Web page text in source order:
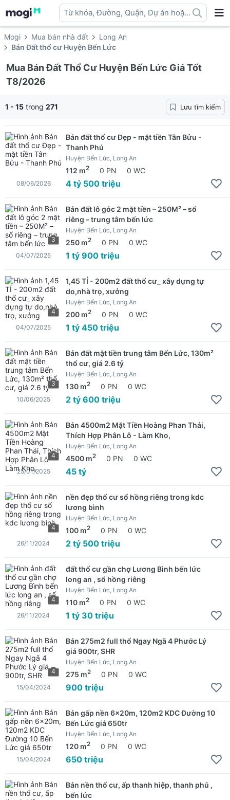
Từ khóa, Đường, Quận, Dự án hoặc
địa danh ...
Mogi Mua bán nhà đất
Long An
Bán Đất thổ cư Huyện Bến Lức
Mua Bán Đất Thổ Cư Huyện Bến Lức Giá Tốt
T8/2026
1 - 15 trong 271 Lưu tìm kiếm
Bán đất thổ cư Đẹp - mặt tiền Tân Bửu -
Thanh Phú
Huyện Bến Lức, Long An
112 m2 0 PN 0 WC
4 tỷ 500 triệu
08/06/2026
3
Bán đất lô góc 2 mặt tiền – 250M² – sổ
riêng – trung tâm bến lức
Huyện Bến Lức, Long An
250 m2 0 PN 0 WC
1 tỷ 900 triệu
04/07/2025
4
1,45 TỈ - 200m2 đất thổ cư_ xây dựng tự
do,nhà trọ, xưởng
Huyện Bến Lức, Long An
200 m2 0 PN 0 WC
1 tỷ 450 triệu
04/07/2025
3
Bán đất mặt tiền trung tâm Bến Lức, 130m²
thổ cư, giá 2.6 tỷ
Huyện Bến Lức, Long An
130 m2 0 PN 0 WC
2 tỷ 600 triệu
10/06/2025
4
Bán 4500m2 Mặt Tiền Hoàng Phan Thái,
Thích Hợp Phân Lô - Làm Kho,
Huyện Bến Lức, Long An
4500 m2 0 PN 0 WC
45 tỷ
25/01/2025
4
nền đẹp thổ cư sổ hồng riêng trong kdc
lương bình
Huyện Bến Lức, Long An
100 m2 0 PN 0 WC
2 tỷ 500 triệu
26/11/2024
4
đất thổ cư gần chợ Lương Bình bến lức
long an , sổ hồng riêng
Huyện Bến Lức, Long An
110 m2 0 PN 0 WC
1 tỷ 30 triệu
26/11/2024
4
Bán 275m2 full thổ Ngay Ngã 4 Phước Lý
giá 900tr, SHR
Huyện Bến Lức, Long An
275 m2 0 PN 0 WC
900 triệu
15/04/2024
Bán gấp nền 6x20m, 120m2 KDC Đường 10
Bến Lức giá 650tr
Huyện Bến Lức, Long An
120 m2 0 PN 0 WC
650 triệu
15/04/2024
Bán nền thổ cư, ấp thanh hiệp, thanh phú ,
bến lức